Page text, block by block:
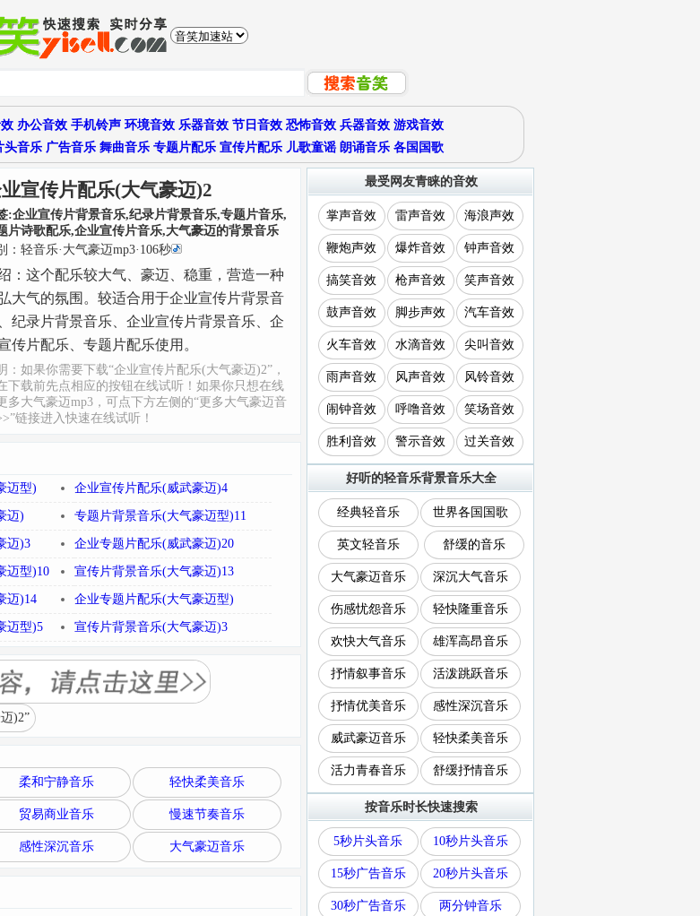
办公音效 手机铃声 环境音效 乐器音效 节日音效 恐怖音效 兵器音效 游戏音效
头音乐 广告音乐 舞曲音乐 专题片配乐 宣传片配乐 儿歌童谣 朗诵音乐 各国国歌
宣传片配乐(大气豪迈)2
:企业宣传片背景音乐,纪录片背景音乐,专题片音乐,
片诗歌配乐,企业宣传片音乐,大气豪迈的背景音乐
： 轻音乐· 大气豪迈mp3· 106秒
： 这个配乐较大气、豪迈、稳重，营造一种
大气的氛围。较适合用于企业宣传片背景音
纪录片背景音乐、企业宣传片背景音乐、企
传片配乐、专题片配乐使用。
：如果你需要下载“企业宣传片配乐(大气豪迈)2”，
下载前先点相应的按钮在线试听！如果你只想在线
多大气豪迈mp3，可点下方左侧的“更多大气豪迈音
链接进入快速在线试听！
迈型) 企业宣传片配乐(威武豪迈)4
迈) 专题片背景音乐(大气豪迈型)11
迈)3 企业专题片配乐(威武豪迈)20
迈型)10 宣传片背景音乐(大气豪迈)13
迈)14 企业专题片配乐(大气豪迈型)
迈型)5 宣传片背景音乐(大气豪迈)3
)2”
柔和宁静音乐 轻快柔美音乐
贸易商业音乐 慢速节奏音乐
感性深沉音乐 大气豪迈音乐
最受网友青睐的音效
掌声音效 雷声音效 海浪声效
鞭炮声效 爆炸音效 钟声音效
搞笑音效 枪声音效 笑声音效
鼓声音效 脚步声效 汽车音效
火车音效 水滴音效 尖叫音效
雨声音效 风声音效 风铃音效
闹钟音效 呼噜音效 笑场音效
胜利音效 警示音效 过关音效
好听的轻音乐背景音乐大全
经典轻音乐 世界各国国歌
英文轻音乐 舒缓的音乐
大气豪迈音乐 深沉大气音乐
伤感忧怨音乐 轻快隆重音乐
欢快大气音乐 雄浑高昂音乐
抒情叙事音乐 活泼跳跃音乐
抒情优美音乐 感性深沉音乐
威武豪迈音乐 轻快柔美音乐
活力青春音乐 舒缓抒情音乐
按音乐时长快速搜索
5秒片头音乐 10秒片头音乐
15秒广告音乐 20秒片头音乐
30秒广告音乐 两分钟音乐